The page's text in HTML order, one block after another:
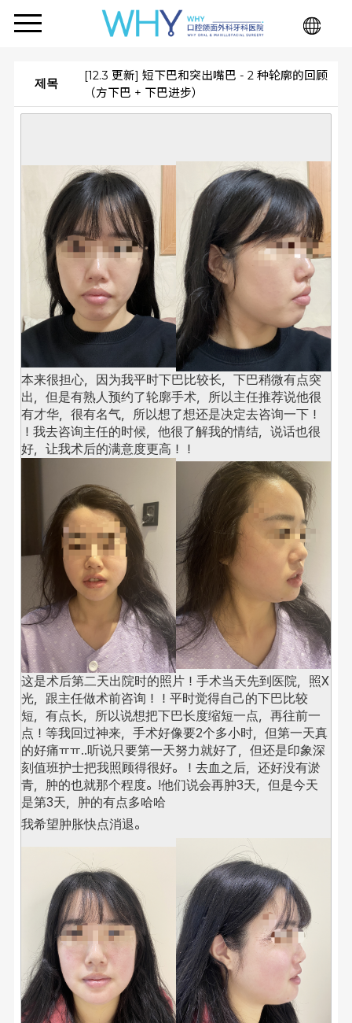
제목
[12.3 更新] 短下巴和突出嘴巴 - 2 种轮廓的回顾
（方下巴 + 下巴进步）
本来很担心，因为我平时下巴比较长，下巴稍微有点突
出，但是有熟人预约了轮廓手术，所以主任推荐说他很
有才华，很有名气，所以想了想还是决定去咨询一下！
！我去咨询主任的时候，他很了解我的情结，说话也很
好，让我术后的满意度更高！！
这是术后第二天出院时的照片！手术当天先到医院，照X
光，跟主任做术前咨询！！平时觉得自己的下巴比较
短，有点长，所以说想把下巴长度缩短一点，再往前一
点！等我回过神来，手术好像要2个多小时，但第一天真
的好痛ㅠㅠ..听说只要第一天努力就好了，但还是印象深
刻值班护士把我照顾得很好。！去血之后，还好没有淤
青，肿的也就那个程度。 !他们说会再肿3天，但是今天
是第3天，肿的有点多哈哈
我希望肿胀快点消退。